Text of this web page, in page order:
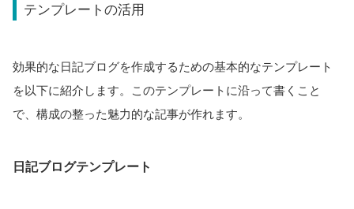
テンプレートの活用
効果的な日記ブログを作成するための基本的なテンプレート
を以下に紹介します。このテンプレートに沿って書くこと
で、構成の整った魅力的な記事が作れます。
日記ブログテンプレート